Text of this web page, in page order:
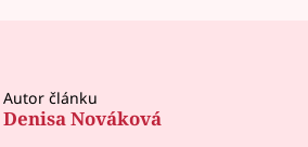
Autor článku
Denisa Nováková